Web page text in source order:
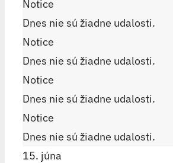
Notice
Dnes nie sú žiadne udalosti.
Notice
Dnes nie sú žiadne udalosti.
Notice
Dnes nie sú žiadne udalosti.
Notice
Dnes nie sú žiadne udalosti.
15. júna